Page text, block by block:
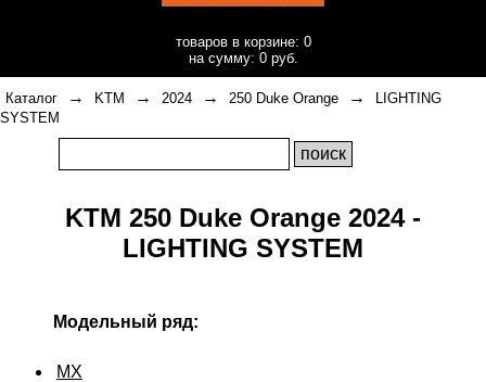
товаров в корзине: 0
на сумму: 0 руб.
Каталог → KTM → 2024 → 250 Duke Orange →
LIGHTING
SYSTEM
KTM 250 Duke Orange 2024 -
LIGHTING SYSTEM
Модельный ряд:
MX